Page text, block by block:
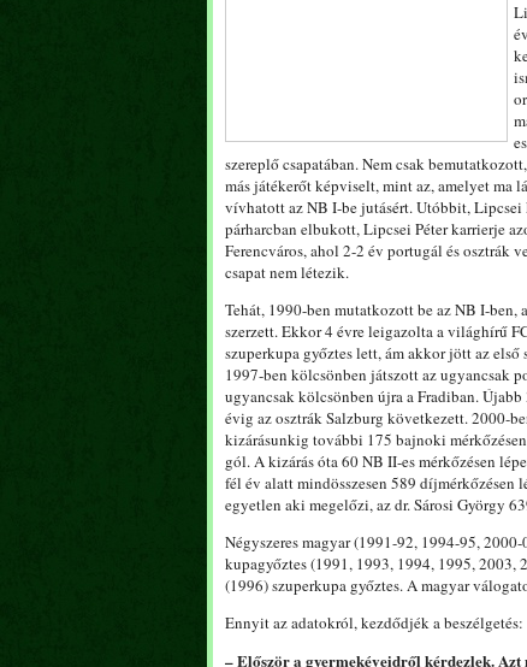
szereplő csapatában. Nem csak
más játékerőt képviselt, mint az, amelyet ma
vívhatott az NB I-be jutásért. Utóbbit, Lipcsei
párharcban elbukott, Lipcsei Péter karrierje
Ferencváros, ahol 2-2 év portugál és osztrák
csapat nem létezik.
Tehát, 1990-ben mutatkozott be az NB I-ben,
szerzett. Ekkor 4 évre leigazolta a világhírű
szuperkupa győztes lett, ám akkor jött az
1997-ben kölcsönben játszott az ugyancsak
ugyancsak kölcsönben újra a Fradiban.
évig az osztrák Salzburg következett. 2000-
kizárásunkig további 175 bajnoki
gól. A kizárás óta 60 NB II-es mérkőzésen
fél év alatt mindösszesen 589 díjmérkőzésen
egyetlen aki megelőzi, az dr. Sárosi György
Négyszeres magyar (1991-92, 1994-95,
kupagyőztes (1991, 1993, 1994, 1995, 2003,
(1996) szuperkupa győztes. A magyar
Ennyit az adatokról, kezdődjék a beszélgetés:
– Először a gyermekéveidről kérdezlek.